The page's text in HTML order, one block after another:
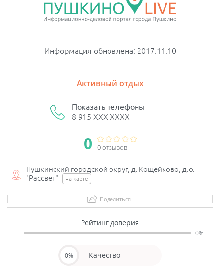
Информация обновлена: 2017.11.10
Активный отдых
Показать телефоны
8 915 XXX XXXX
0 0 отзывов
Пушкинский городской округ, д. Кощейково, д.о.
"Рассвет"
на карте
Поделиться
Рейтинг доверия
0%
0% Качество